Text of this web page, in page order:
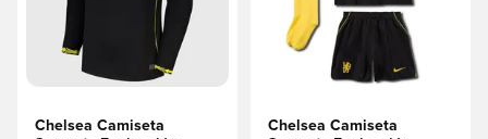
Chelsea Camiseta
Chelsea Camiseta